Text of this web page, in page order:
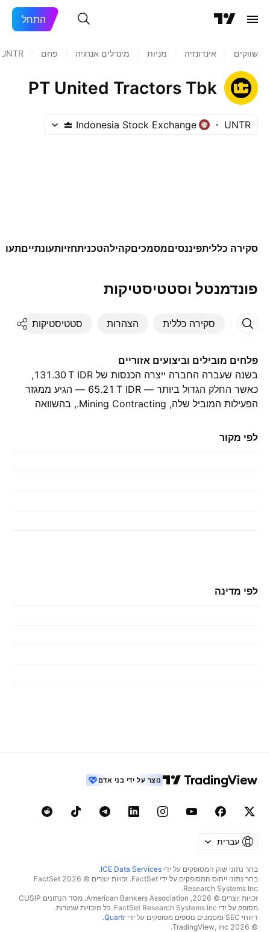
התחל
שווקים אינדונזיה מניות‏ מינרלים אנרגיה פחם UNTR
PT United Tractors Tbk
UNTR
Indonesia Stock Exchange
סקירה כלליתפיננסיםמסמכיםקהילהטכניתחזיותעונתיים
פונדמנטל וסטטיסטיקות
סקירה כללית הצהרות סטטיסטיקות
פלחים מובילים וביצועים אזוריים
בשנה שעברה החברה ייצרה הכנסות של ‪131.30 T‬ IDR,
כאשר החלק הגדול ביותר — ‪65.21 T‬ IDR — הגיע ממגזר
הפעילות המוביל שלה, Mining Contracting., בהשוואה
לפי מקור
לפי מדינה
נוצר על ידי בני אדם
עברית
בחר נתוני שוק המסופקים על ידי ICE Data Services
.
בחר נתוני ייחוס המסופקים על ידי FactSet. זכויות יוצרים © 2026 ‏FactSet
Research Systems Inc.‏
זכויות יוצרים © 2026, ‏American Bankers Association. מסד הנתונים CUSIP
מסופק על ידי FactSet Research Systems Inc. כל הזכויות שמורות.
דיווחי SEC ומסמכים נוספים מסופקים על ידי
Quartr
.
© 2026 ‏TradingView, Inc.‏